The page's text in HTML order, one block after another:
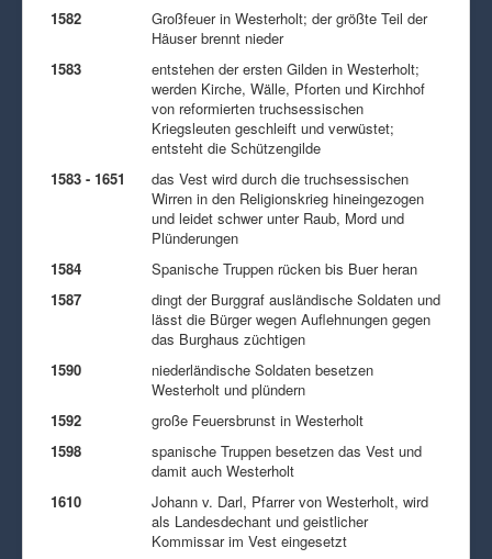
1582
Großfeuer in Westerholt; der größte Teil der
Häuser brennt nieder
1583
entstehen der ersten Gilden in Westerholt;
werden Kirche, Wälle, Pforten und Kirchhof
von reformierten truchsessischen
Kriegsleuten geschleift und verwüstet;
entsteht die Schützengilde
1583 - 1651
das Vest wird durch die truchsessischen
Wirren in den Religionskrieg hineingezogen
und leidet schwer unter Raub, Mord und
Plünderungen
1584
Spanische Truppen rücken bis Buer heran
1587
dingt der Burggraf ausländische Soldaten und
lässt die Bürger wegen Auflehnungen gegen
das Burghaus züchtigen
1590
niederländische Soldaten besetzen
Westerholt und plündern
1592
große Feuersbrunst in Westerholt
1598
spanische Truppen besetzen das Vest und
damit auch Westerholt
1610
Johann v. Darl, Pfarrer von Westerholt, wird
als Landesdechant und geistlicher
Kommissar im Vest eingesetzt